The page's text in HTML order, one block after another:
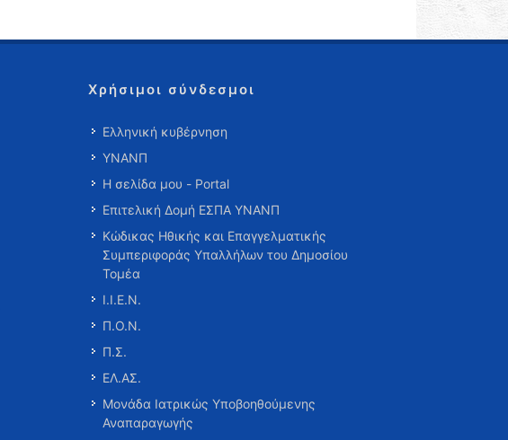
Χρήσιμοι σύνδεσμοι
Ελληνική κυβέρνηση
ΥΝΑΝΠ
Η σελίδα μου - Portal
Επιτελική Δομή ΕΣΠΑ ΥΝΑΝΠ
Κώδικας Ηθικής και Επαγγελματικής
Συμπεριφοράς Υπαλλήλων του Δημοσίου
Τομέα
Ι.Ι.Ε.Ν.
Π.Ο.Ν.
Π.Σ.
ΕΛ.ΑΣ.
Μονάδα Ιατρικώς Υποβοηθούμενης
Αναπαραγωγής